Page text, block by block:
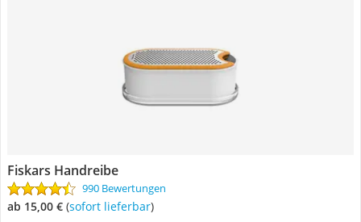
Fiskars Handreibe
990 Bewertungen
ab 15,00 € ( Sofort lieferbar)